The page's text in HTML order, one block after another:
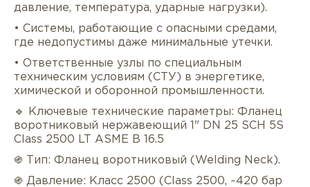
давление, температура, ударные нагрузки).
• Системы, работающие с опасными средами,
где недопустимы даже минимальные утечки.
• Ответственные узлы по специальным
техническим условиям (СТУ) в энергетике,
химической и оборонной промышленности.
🔹 Ключевые технические параметры: Фланец
воротниковый нержавеющий 1" DN 25 SCH 5S
Class 2500 LT ASME B 16.5
֍ Тип: Фланец воротниковый (Welding Neck).
֍ Давление: Класс 2500 (Class 2500, ~420 бар